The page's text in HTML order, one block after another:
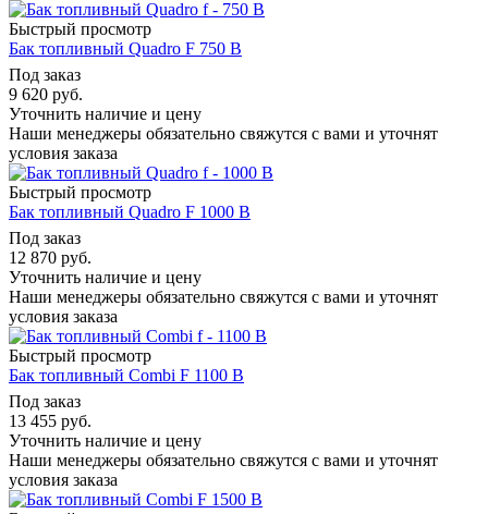
Быстрый просмотр
Бак топливный Quadro F 750 B
Под заказ
9 620 руб.
Уточнить наличие и цену
Наши менеджеры обязательно свяжутся с вами и уточнят
условия заказа
Быстрый просмотр
Бак топливный Quadro F 1000 B
Под заказ
12 870 руб.
Уточнить наличие и цену
Наши менеджеры обязательно свяжутся с вами и уточнят
условия заказа
Быстрый просмотр
Бак топливный Combi F 1100 B
Под заказ
13 455 руб.
Уточнить наличие и цену
Наши менеджеры обязательно свяжутся с вами и уточнят
условия заказа